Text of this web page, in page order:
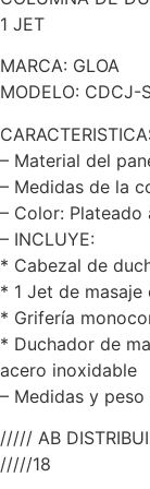
1 JET
MARCA: GLOA
MODELO: CDCJ-
– Material del
– Medidas de la
– Color: Plateado
– INCLUYE:
* Cabezal de
* 1 Jet de
* Grifería
* Duchador de
acero inoxidable
– Medidas y
///// AB
/////18